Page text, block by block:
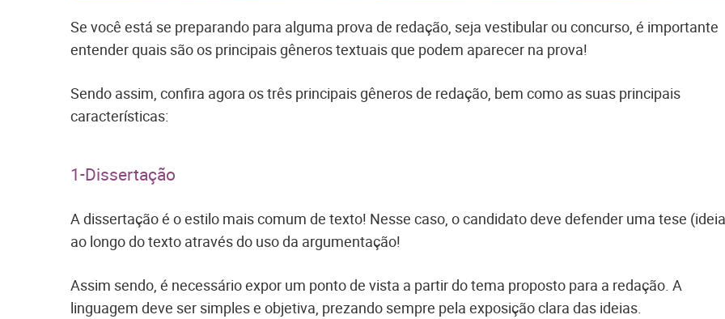
Se você está se preparando para alguma prova de redação, seja vestibular ou concurso, é importante
entender quais são os principais gêneros textuais que podem aparecer na prova!
Sendo assim, confira agora os três principais gêneros de redação, bem como as suas principais
características:
1-Dissertação
A dissertação é o estilo mais comum de texto! Nesse caso, o candidato deve defender uma tese
ao longo do texto através do uso da argumentação!
Assim sendo, é necessário expor um ponto de vista a partir do tema proposto para a redação. A
linguagem deve ser simples e objetiva, prezando sempre pela exposição clara das ideias.